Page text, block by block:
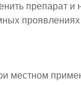
препарат и
проявлениях
местном